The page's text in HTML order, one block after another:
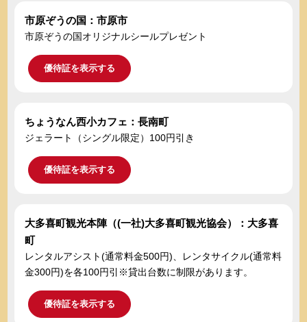
市原ぞうの国：市原市
市原ぞうの国オリジナルシールプレゼント
優待証を表示する
ちょうなん西小カフェ：長南町
ジェラート（シングル限定）100円引き
優待証を表示する
大多喜町観光本陣（(一社)大多喜町観光協会）：大多喜
町
レンタルアシスト(通常料金500円)、レンタサイクル(通常料
金300円)を各100円引※貸出台数に制限があります。
優待証を表示する